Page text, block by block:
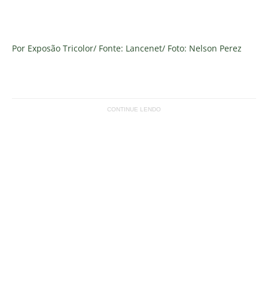
Por Exposão Tricolor/ Fonte: Lancenet/ Foto: Nelson Perez
CONTINUE LENDO